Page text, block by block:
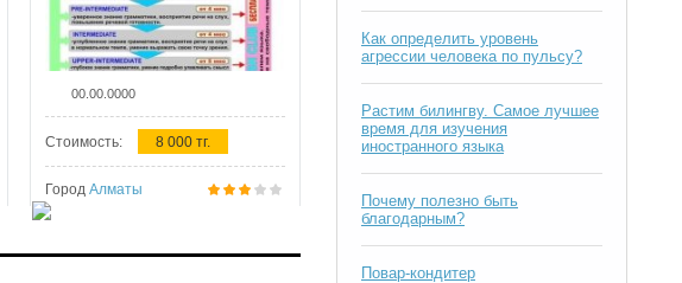
00.00.0000
Стоимость: 8 000 тг.
Город Алматы
Как определить уровень
агрессии человека по пульсу?
Растим билингву. Самое лучшее
время для изучения
иностранного языка
Почему полезно быть
благодарным?
Повар-кондитер